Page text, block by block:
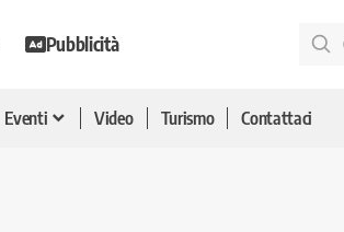
Pubblicità
Eventi Video Turismo Contattaci